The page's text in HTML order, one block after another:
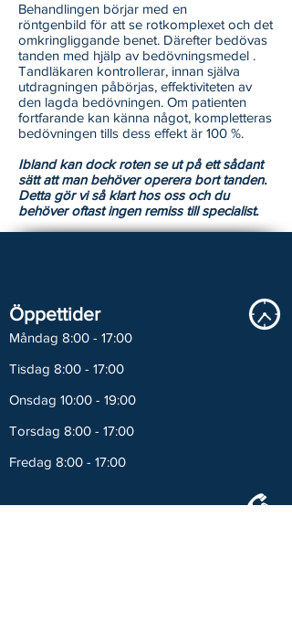
Behandlingen börjar med en
röntgenbild för att se rotkomplexet och det
omkringliggande benet. Därefter bedövas
tanden med hjälp av bedövningsmedel .
Tandläkaren kontrollerar, innan själva
utdragningen påbörjas, effektiviteten av
den lagda bedövningen. Om patienten
fortfarande kan känna något, kompletteras
bedövningen tills dess effekt är 100 %.
Ibland kan dock roten se ut på ett sådant
sätt att man behöver operera bort tanden.
Detta gör vi så klart hos oss och du
behöver oftast ingen remiss till specialist.
Öppettider
Måndag 8:00 - 17:00
Tisdag 8:00 - 17:00
Onsdag 10:00 - 19:00
Torsdag 8:00 - 17:00
Fredag 8:00 - 17:00